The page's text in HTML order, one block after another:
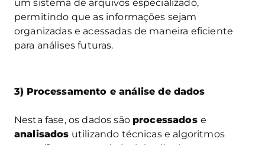
um sistema de arquivos especializado,
permitindo que as informações sejam
organizadas e acessadas de maneira eficiente
para análises futuras.
3) Processamento e análise de dados
Nesta fase, os dados são processados e
analisados utilizando técnicas e algoritmos